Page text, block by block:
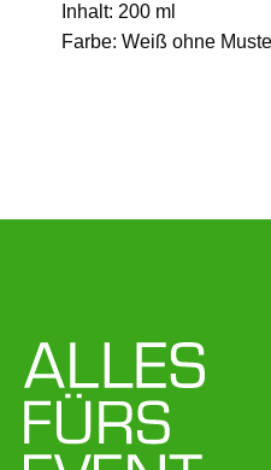
Inhalt: 200 ml
Farbe: Weiß ohne